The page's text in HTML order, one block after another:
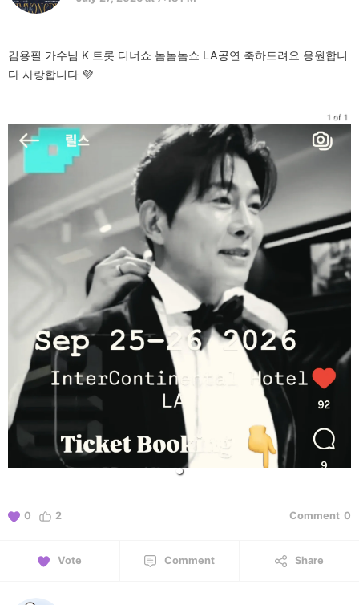
김용필 가수님 K 트롯 디너쇼 놈놈놈쇼 LA공연 축하드려요 응원합니
다 사랑합니다 💜
1 of 1
0 2 Comment 0
Vote Comment Share